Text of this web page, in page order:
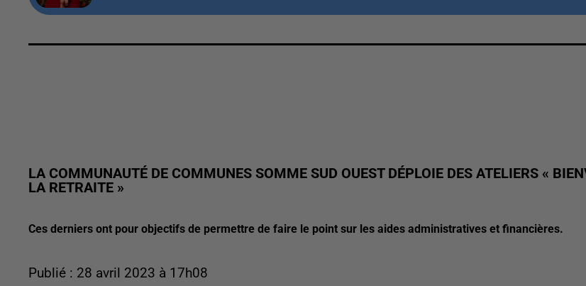
LA COMMUNAUTÉ DE COMMUNES SOMME SUD OUEST DÉPLOIE DES ATELIERS «
LA RETRAITE »
Ces derniers ont pour objectifs de permettre de faire le point sur les aides administratives et financières.
Publié : 28 avril 2023 à 17h08